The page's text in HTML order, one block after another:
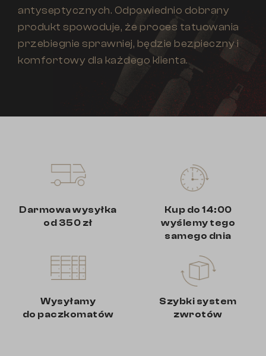
antyseptycznych. Odpowiednio dobrany
produkt spowoduje, że proces tatuowania
przebiegnie sprawniej, będzie bezpieczny i
komfortowy dla każdego klienta.
Darmowa wysyłka
od 350 zł
Kup do 14:00
wyślemy tego
samego dnia
Wysyłamy
do paczkomatów
Szybki system
zwrotów